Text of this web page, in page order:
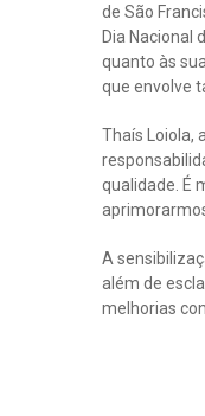
de São
Dia Nacional
quanto às
que envolve
Thaís Loiola,
qualidade. É
A
além de
melhorias